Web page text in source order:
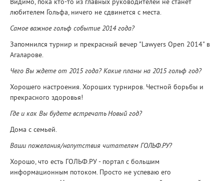
Видимо, пока кто-то из главных руководителей не станет
любителем Гольфа, ничего не сдвинется с места.
Самое важное гольф событие 2014 года?
Запомнился турнир и прекрасный вечер "Lawyers Open 2014" в
Агаларове.
Чего Вы ждете от 2015 года? Какие планы на 2015 гольф год?
Хорошего настроения. Хороших турниров. Честной борьбы и
прекрасного здоровья!
Где и как Вы будете встречать Новый год?
Дома с семьей.
Ваши пожелания/напутствия читателям ГОЛЬФ.РУ?
Хорошо, что есть ГОЛЬФ.РУ - портал с большим
информационным потоком. Просто не успеваю его